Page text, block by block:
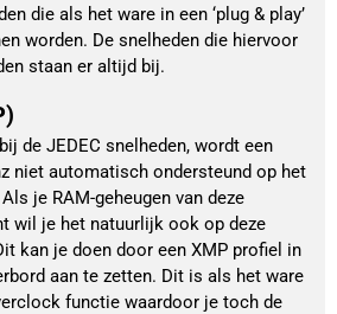
die als het ware in een ‘plug & play’
worden. De snelheden die hiervoor
staan er altijd bij.
de JEDEC snelheden, wordt een
niet automatisch ondersteund op het
je RAM-geheugen van deze
wil je het natuurlijk ook op deze
kan je doen door een XMP profiel in
aan te zetten. Dit is als het ware
functie waardoor je toch de